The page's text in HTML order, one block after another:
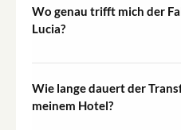
Wo genau trifft mich der
Lucia?
Regel wartet der Begleiter
Wie lange dauert der
meinem Hotel?